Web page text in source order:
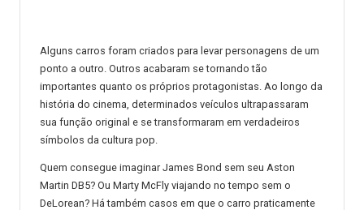
Alguns carros foram criados para levar personagens de um
ponto a outro. Outros acabaram se tornando tão
importantes quanto os próprios protagonistas. Ao longo da
história do cinema, determinados veículos ultrapassaram
sua função original e se transformaram em verdadeiros
símbolos da cultura pop.
Quem consegue imaginar James Bond sem seu Aston
Martin DB5? Ou Marty McFly viajando no tempo sem o
DeLorean? Há também casos em que o carro praticamente